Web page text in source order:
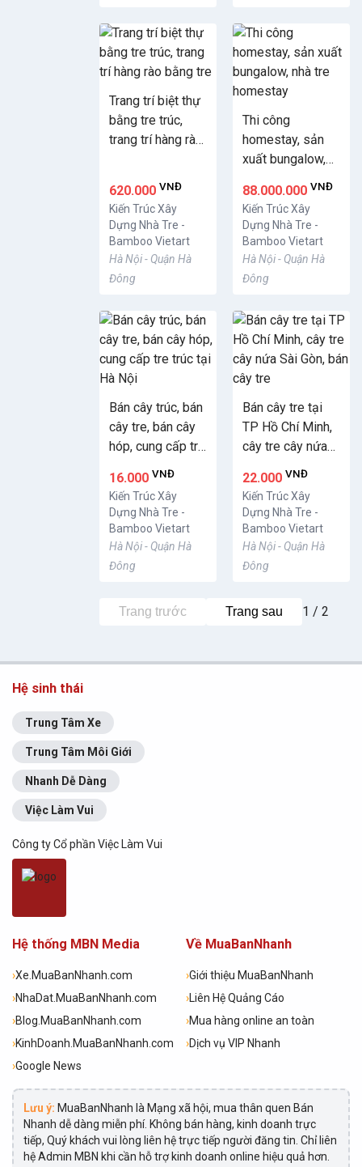
Trang trí biệt thự
bằng tre trúc,
trang trí hàng rào
620.000 VNĐ
Kiến Trúc Xây
Dựng Nhà Tre -
Bamboo Vietart
Hà Nội - Quận Hà
Đông
Thi công
homestay, sản
xuất bungalow,
88.000.000 VNĐ
Kiến Trúc Xây
Dựng Nhà Tre -
Bamboo Vietart
Hà Nội - Quận Hà
Đông
Bán cây trúc, bán
cây tre, bán cây
hóp, cung cấp tre
trúc tại Hà Nội
16.000 VNĐ
Kiến Trúc Xây
Dựng Nhà Tre -
Bamboo Vietart
Hà Nội - Quận Hà
Đông
Bán cây tre tại
TP Hồ Chí Minh,
cây tre cây nứa
Sài Gòn, bán cây
tre
22.000 VNĐ
Kiến Trúc Xây
Dựng Nhà Tre -
Bamboo Vietart
Hà Nội - Quận Hà
Đông
Trang trước Trang sau 1 / 2
Hệ sinh thái
Trung Tâm Xe
Trung Tâm Môi Giới
Nhanh Dễ Dàng
Việc Làm Vui
Công ty Cổ phần Việc Làm Vui
Hệ thống MBN Media
›Xe.MuaBanNhanh.com
›NhaDat.MuaBanNhanh.com
›Blog.MuaBanNhanh.com
›KinhDoanh.MuaBanNhanh.com
›Google News
Về MuaBanNhanh
›Giới thiệu MuaBanNhanh
›Liên Hệ Quảng Cáo
›Mua hàng online an toàn
›Dịch vụ VIP Nhanh
Lưu ý: MuaBanNhanh là Mạng xã hội, mua thân quen Bán
Nhanh dễ dàng miễn phí. Không bán hàng, kinh doanh trực
tiếp, Quý khách vui lòng liên hệ trực tiếp người đăng tin. Chỉ liên
hệ Admin MBN khi cần hỗ trợ kinh doanh online hiệu quả hơn.